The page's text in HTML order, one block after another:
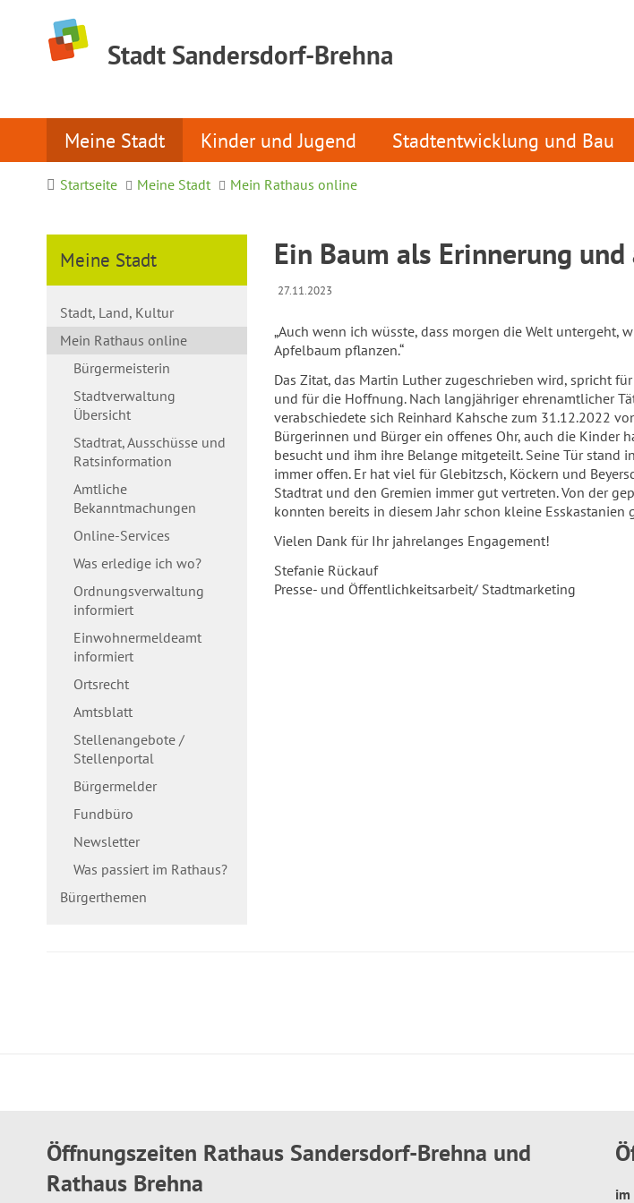
Stadt Sandersdorf-Brehna
Meine Stadt Kinder und Jugend Stadtentwicklung und Bau
Startseite Meine Stadt Mein Rathaus online
Meine Stadt
Stadt, Land, Kultur
Mein Rathaus online
Bürgermeisterin
Stadtverwaltung
Übersicht
Stadtrat, Ausschüsse und
Ratsinformation
Amtliche
Bekanntmachungen
Online-Services
Was erledige ich wo?
Ordnungsverwaltung
informiert
Einwohnermeldeamt
informiert
Ortsrecht
Amtsblatt
Stellenangebote /
Stellenportal
Bürgermelder
Fundbüro
Newsletter
Was passiert im Rathaus?
Bürgerthemen
Ein Baum als Erinnerung und
27.11.2023
„Auch wenn ich wüsste, dass morgen die Welt untergeht,
Apfelbaum pflanzen.“
Das Zitat, das Martin Luther zugeschrieben wird, spricht
und für die Hoffnung. Nach langjähriger ehrenamtlicher
verabschiedete sich Reinhard Kahsche zum 31.12.2022
Bürgerinnen und Bürger ein offenes Ohr, auch die Kinder
besucht und ihm ihre Belange mitgeteilt. Seine Tür stand
immer offen. Er hat viel für Glebitzsch, Köckern und
Stadtrat und den Gremien immer gut vertreten. Von der
konnten bereits in diesem Jahr schon kleine Esskastanien
Vielen Dank für Ihr jahrelanges Engagement!
Stefanie Rückauf
Presse- und Öffentlichkeitsarbeit/ Stadtmarketing
Öffnungszeiten Rathaus Sandersdorf-Brehna und
Rathaus Brehna
im